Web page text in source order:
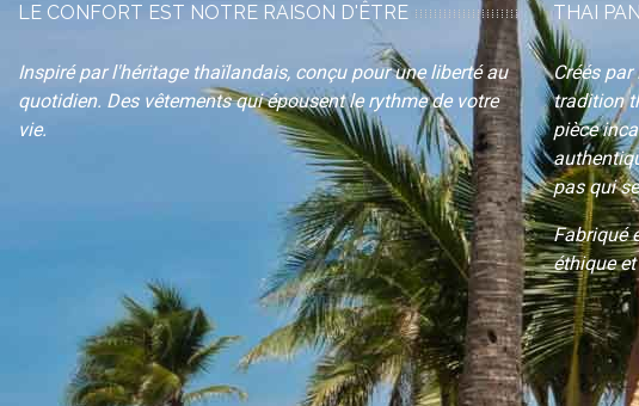
LE CONFORT EST NOTRE RAISON D'ÊTRE
Inspiré par l'héritage thaïlandais, conçu pour une liberté au
quotidien. Des vêtements qui épousent le rythme de votre
vie.
THAI
Créés
tradition
pièce
pas qui
Fabriqué
éthique